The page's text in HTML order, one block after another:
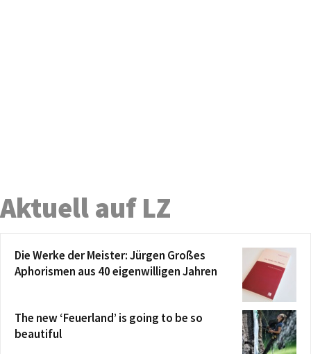
Aktuell auf LZ
Die Werke der Meister: Jürgen Großes
Aphorismen aus 40 eigenwilligen Jahren
The new ‘Feuerland’ is going to be so
beautiful